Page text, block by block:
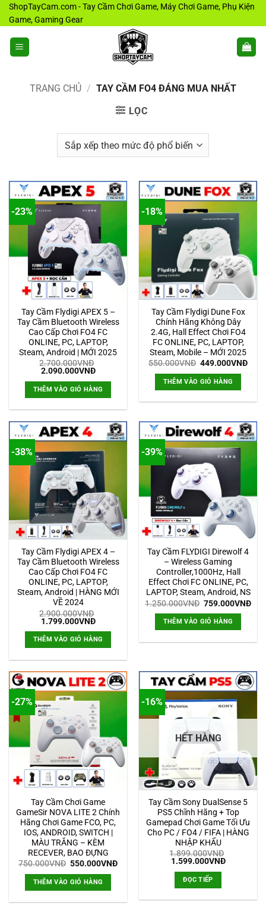
Bỏ
qua
nội
dung
ShopTayCam.com - Tay Cầm Chơi Game, Máy Chơi Game, Phụ Kiện
Game, Gaming Gear
TRANG CHỦ / TAY CẦM FO4 ĐÁNG MUA NHẤT
LỌC
-23%
Tay Cầm Flydigi APEX 5 –
Tay Cầm Bluetooth Wireless
Cao Cấp Chơi FO4 FC
ONLINE, PC, LAPTOP,
Steam, Android | MỚI 2025
2.700.000VNĐ
Giá
là:
2.700.000VNĐ.
2.090.000VNĐGiá
tại
là:
2.090.000VNĐ.
THÊM VÀO GIỎ HÀNG
-18%
Tay Cầm Flydigi Dune Fox
Chính Hãng Không Dây
2.4G, Hall Effect Chơi FO4
FC ONLINE, PC, LAPTOP,
Steam, Mobile – MỚI 2025
550.000VNĐ Giá
là:
550.000VNĐ.
449.000VNĐGiá
THÊM VÀO GIỎ HÀNG
-38%
Tay Cầm Flydigi APEX 4 –
Tay Cầm Bluetooth Wireless
Cao Cấp Chơi FO4 FC
ONLINE, PC, LAPTOP,
Steam, Android | HÀNG MỚI
VỀ 2024
2.900.000VNĐ
Giá
là:
2.900.000VNĐ.
1.799.000VNĐGiá
tại
là:
THÊM VÀO GIỎ HÀNG
-39%
Tay Cầm FLYDIGI Direwolf 4
– Wireless Gaming
Controller,1000Hz, Hall
Effect Chơi FC ONLINE, PC,
LAPTOP, Steam, Android, NS
1.250.000VNĐ Giá
là:
1.250.000VNĐ.
759.000VNĐGiá
THÊM VÀO GIỎ HÀNG
-27%
Tay Cầm Chơi Game
GameSir NOVA LITE 2 Chính
Hãng Chơi Game FCO, PC,
IOS, ANDROID, SWITCH |
MÀU TRẮNG – KÈM
RECEVER, BAO ĐỰNG
750.000VNĐ Giá
là:
750.000VNĐ.
550.000VNĐGiá
THÊM VÀO GIỎ HÀNG
-16%
HẾT HÀNG
Tay Cầm Sony DualSense 5
PS5 Chĩnh Hãng + Top
Gamepad Chơi Game Tối Ưu
Cho PC / FO4 / FIFA | HÀNG
NHẬP KHẨU
1.899.000VNĐ
Giá
1.899.000VNĐ.
1.599.000VNĐGiá
ĐỌC TIẾP